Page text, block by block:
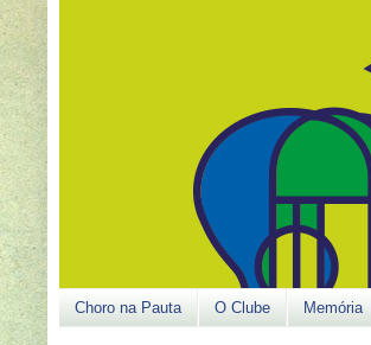
Choro na Pauta O Clube Memória